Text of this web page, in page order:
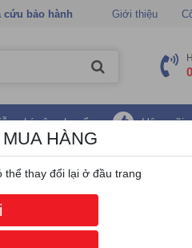
cứu bảo hành Giới thiệu
phí vận chuyển Hậu mãi
HÀNG
thể thay đổi lại ở đầu trang